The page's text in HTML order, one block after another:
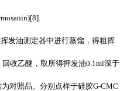
发油测定器中进行蒸馏，得粗挥
收乙醚，取所得押发油0.1ml深于
对照品。分别点样于硅胶G-CMC